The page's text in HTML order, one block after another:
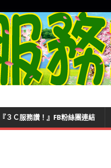
『３Ｃ服務讚！』FB粉絲團連結